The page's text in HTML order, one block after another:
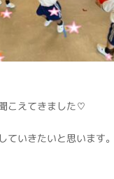
こえてきました♡
いきたいと思います。